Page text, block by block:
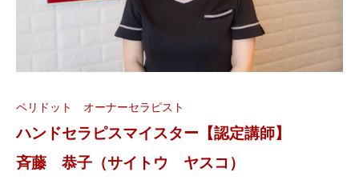
ペリドット オーナーセラピスト
ハンドセラピスマイスター【認定講師】
斉藤 恭子（サイトウ ヤスコ）